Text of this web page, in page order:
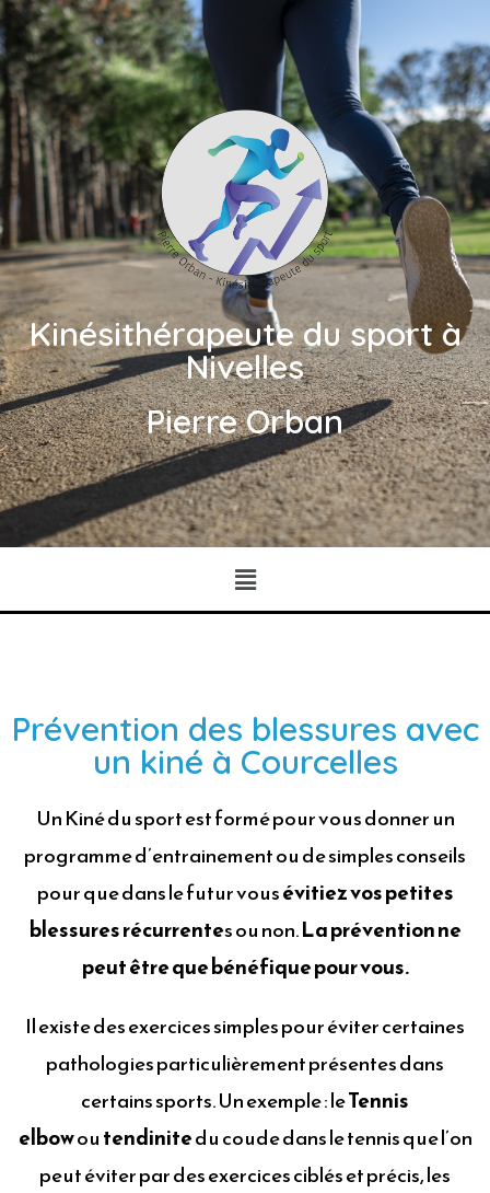
Kinésithérapeute du sport à
Nivelles
Pierre Orban
Prévention des blessures avec
un kiné à Courcelles
Un Kiné du sport est formé pour vous donner un
programme d’entrainement ou de simples conseils
pour que dans le futur vousévitiez vos petites
blessures récurrentes ou non.La prévention ne
peut être que bénéfique pour vous.
Il existe des exercices simples pour éviter certaines
pathologies particulièrement présentes dans
certains sports. Un exemple : leTennis
elbowoutendinitedu coude dans le tennis que l’on
peut éviter par des exercices ciblés et précis, les